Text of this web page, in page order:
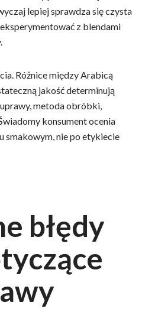
lepiej sprawdza się czysta
z blendami
Różnice między Arabicą
jakość determinują
metoda obróbki,
konsument ocenia
smakowym, nie po etykiecie
błędy